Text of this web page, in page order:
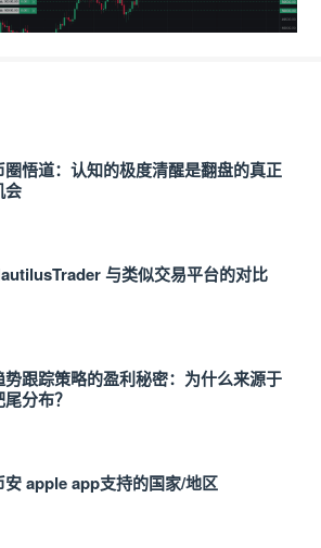
圈悟道：认知的极度清醒是翻盘的真正
会
与类似交易平台的对比
势跟踪策略的盈利秘密：为什么来源于
尾分布？
安 apple app支持的国家/地区